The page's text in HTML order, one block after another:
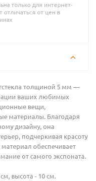
только для интернет-
отличаться от цен в
толщиной 5 мм —
ваших любимых
вещи,
материалы. Благодаря
дизайну, она
подчеркивая красоту
обеспечивает
от самого экспоната.
высота - 10 см.